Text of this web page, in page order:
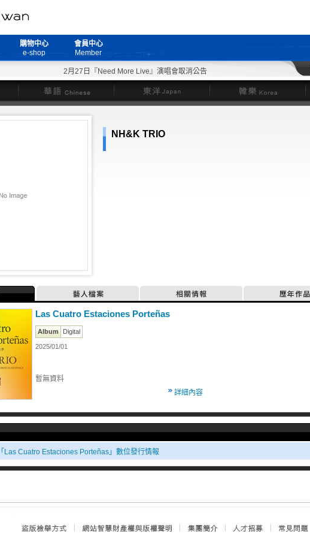
購物中心
e-shop
會員中心
Member
2月27日『Need More Live』演唱會取消公告
華語 東洋 韓樂
NH&K TRIO
藝人檔案 相關情報 歷年作品
Las Cuatro Estaciones Porteñas
Album Digital
2025/01/01
暫無資料
詳細內容
「Las Cuatro Estaciones Porteñas」數位發行情報